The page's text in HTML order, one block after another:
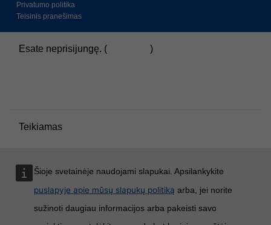
Šioje svetainėje naudojami slapukai. Apsilankykite
puslapyje apie mūsų slapukų politiką arba, jei norite
sužinoti daugiau informacijos arba pakeisti savo
Privatumo politika
Teisinis pranešimas
Esate neprisijungę. (
)
Teikiamas